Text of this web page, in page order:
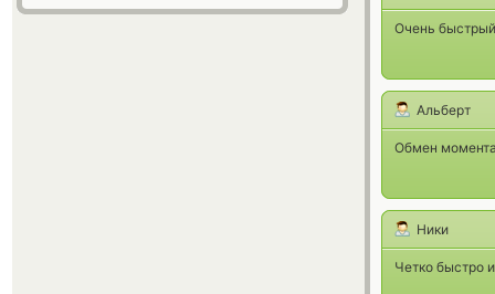
Очень
Альберт
Обмен
Ники
Четко быстро